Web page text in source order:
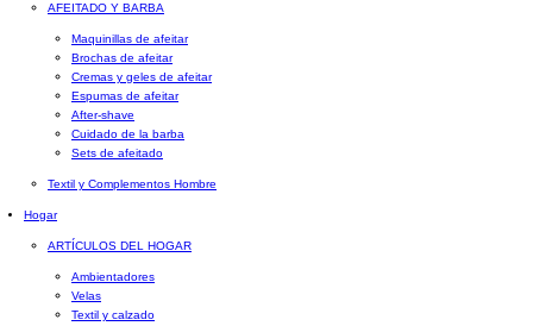
AFEITADO Y BARBA
Maquinillas de afeitar
Brochas de afeitar
Cremas y geles de afeitar
Espumas de afeitar
After-shave
Cuidado de la barba
Sets de afeitado
Textil y Complementos Hombre
Hogar
ARTÍCULOS DEL HOGAR
Ambientadores
Velas
Textil y calzado